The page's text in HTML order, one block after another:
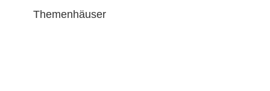
Themenhäuser